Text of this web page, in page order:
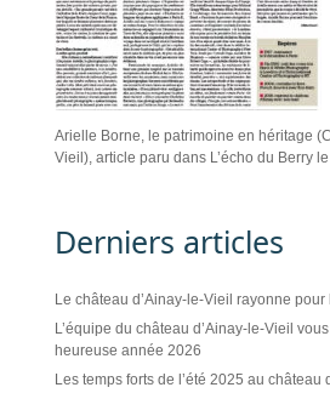
Arielle Borne, le patrimoine en héritage
Vieil), article paru dans L’écho du Berry
Derniers articles
Le château d’Ainay-le-Vieil rayonne
L’équipe du château d’Ainay-le-Vieil
heureuse année 2026
Les temps forts de l’été 2025 au château